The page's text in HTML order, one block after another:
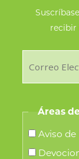
recibir
Áreas
Aviso de